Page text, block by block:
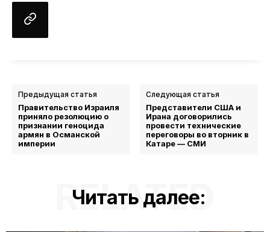
Предыдущая статья
Правительство Израиля
приняло резолюцию о
признании геноцида
армян в Османской
империи
Следующая статья
Представители США и
Ирана договорились
провести технические
переговоры во вторник в
Катаре — СМИ
Читать далее:
RELATED